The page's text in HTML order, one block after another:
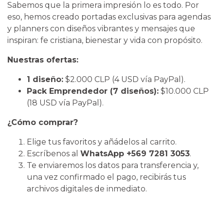
​Sabemos que la primera impresión lo es todo. Por
eso, hemos creado portadas exclusivas para agendas
y planners con diseños vibrantes y mensajes que
inspiran: fe cristiana, bienestar y vida con propósito.
Nuestras ofertas:
1 diseño: $2.000 CLP (4 USD vía PayPal).
Pack Emprendedor (7 diseños): $10.000 CLP
(18 USD vía PayPal).
¿Cómo comprar?
​Elige tus favoritos y añádelos al carrito.
​Escríbenos al WhatsApp +569 7281 3053.
​Te enviaremos los datos para transferencia y,
una vez confirmado el pago, recibirás tus
archivos digitales de inmediato.